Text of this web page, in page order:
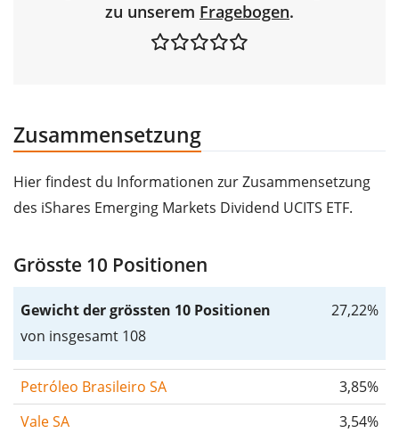
zu unserem Fragebogen.
Zusammensetzung
Hier findest du Informationen zur Zusammensetzung
des iShares Emerging Markets Dividend UCITS ETF.
Grösste 10 Positionen
Gewicht der grössten 10 Positionen
von insgesamt 108
27,22%
Petróleo Brasileiro SA
3,85%
Vale SA
3,54%